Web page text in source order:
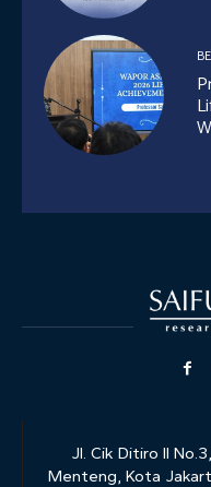
Jl. Cik Ditiro II
Menteng, Kota